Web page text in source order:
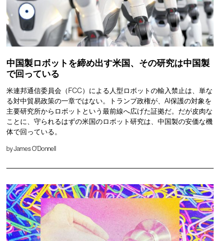
中国製ロボットを締め出す米国、その研究は中国製
で回っている
米連邦通信委員会（FCC）による人型ロボットの輸入禁止は、単な
る対中貿易政策の一章ではない。トランプ政権が、AI保護の対象を
主要研究所からロボットという最前線へ広げた証拠だ。だが皮肉な
ことに、守られるはずの米国のロボット研究は、中国製の安価な機
体で回っている。
byJames O'Donnell